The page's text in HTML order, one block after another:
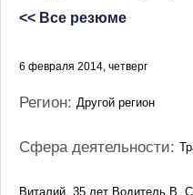
<< Все резюме
6 февраля 2014, четверг
Регион: Другой регион
Сфера деятельности:
Виталий, 35 лет Водитель В,